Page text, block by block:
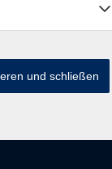
Dienstag
und schließen